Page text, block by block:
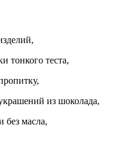
тонкого теста,
из шоколада,
масла,